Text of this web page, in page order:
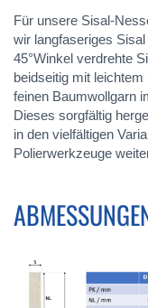
Für unsere Sisal-
wir langfaseriges
45°Winkel verdrehte
beidseitig mit
feinen Baumwollgarn
Dieses sorgfältig
in den vielfältigen
Polierwerkzeuge